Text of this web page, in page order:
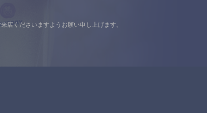
店くださいますようお願い申し上げます。